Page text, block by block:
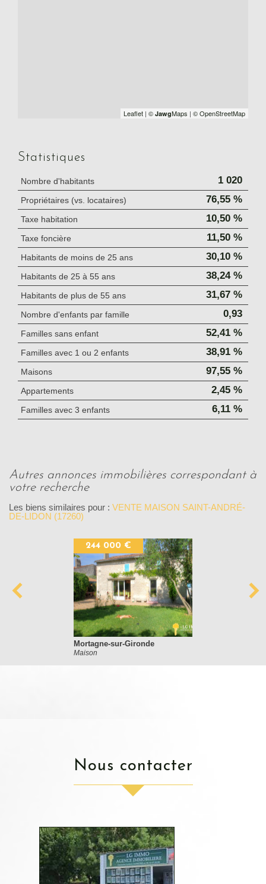
Leaflet | © JawgMaps | © OpenStreetMap
Statistiques
Nombre d'habitants 1 020
Propriétaires (vs. locataires) 76,55 %
Taxe habitation 10,50 %
Taxe foncière 11,50 %
Habitants de moins de 25 ans 30,10 %
Habitants de 25 à 55 ans 38,24 %
Habitants de plus de 55 ans 31,67 %
Nombre d'enfants par famille 0,93
Familles sans enfant 52,41 %
Familles avec 1 ou 2 enfants 38,91 %
Maisons 97,55 %
Appartements 2,45 %
Familles avec 3 enfants 6,11 %
autres annonces immobilières correspondant à
votre recherche
Les biens similaires pour : VENTE MAISON SAINT-ANDRÉ-
DE-LIDON (17260)
244 000 €
Mortagne-sur-Gironde
Maison
nous contacter